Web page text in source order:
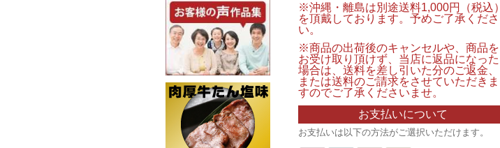
※沖縄・離島は別途送料1,000円（税込）
を頂戴しております。予めご了承くださ
い。
※商品の出荷後のキャンセルや、商品を
お受け取り頂けず、当店に返品になった
場合は、送料を差し引いた分のご返金、
または送料のご請求をさせていただきま
すのでご了承くださいませ。
お支払いについて
お支払いは以下の方法がご選択いただけます。